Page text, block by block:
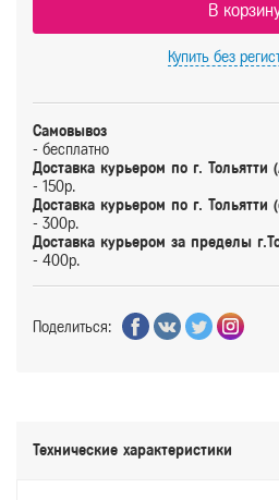
В
Купить без
Самовывоз
- бесплатно
Доставка курьером по г. Тольятти
- 150р.
Доставка курьером по г. Тольятти
- 300р.
Доставка курьером за пределы
- 400р.
Поделиться:
Технические характеристики